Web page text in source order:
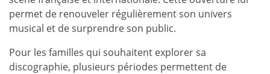
permet de renouveler régulièrement son univers
musical et de surprendre son public.
Pour les familles qui souhaitent explorer sa
discographie, plusieurs périodes permettent de